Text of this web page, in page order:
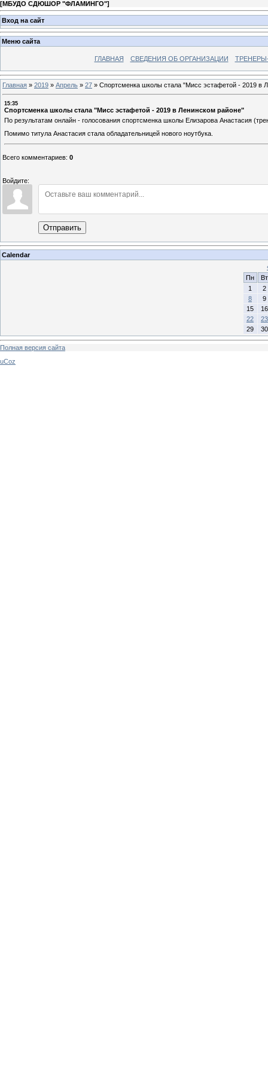
[МБУДО СДЮШОР "ФЛАМИНГО"]
Вход на сайт
Меню сайта
ГЛАВНАЯ СВЕДЕНИЯ ОБ ОРГАНИЗАЦИИ
Главная » 2019 » Апрель » 27 » Спортсменка школы стала "Мисс эстафетой - 2019 в
15:35
Спортсменка школы стала "Мисс эстафетой - 2019 в Ленинском районе"
По результатам онлайн - голосования спортсменка школы Елизарова Анастасия
Помимо титула Анастасия стала обладательницей нового ноутбука.
Всего комментариев: 0
Войдите:
Отправить
Calendar
Пн
Вт
1
2
8
9
15
16
22
23
29
30
Полная версия сайта
uCoz